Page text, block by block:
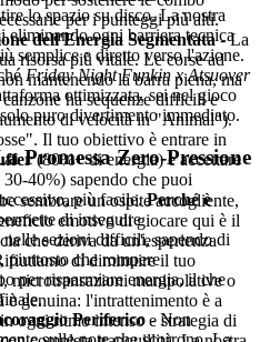
per i punteggi più alti.
dell'Energia Segmentata- La
risorsa più vitale. Le corse ad
mantenendo la barra piena, ma
ha sequenze difficili e
di velocità in "Animal").
Il tuo obiettivo è entrare in
(80%+ di energia) e accettare
40%) sapendo che puoi
più facile.Perché è
di inseguire
nelle sezioni difficili, sapendo di
piuttosto che rompere
per risparmiare energia, il che
Periferico- Non
lo spazio su disco. La nostra
eliminando ogni barriera tecnica
semplice e diretto verso l'azione.
Friday Night Funkin x Atsuover
ottimizzata, sei nel gioco
puro divertimento immediato.
Promessa Zero-Pressione
sembrare un ospite accogliente,
emotivo di giocare qui è il
che deriva da un'esperienza
di diminuire il tuo
microtransazioni manipolative o
è genuina: l'intrattenimento è a
ogni ritmo intenso e strategia di